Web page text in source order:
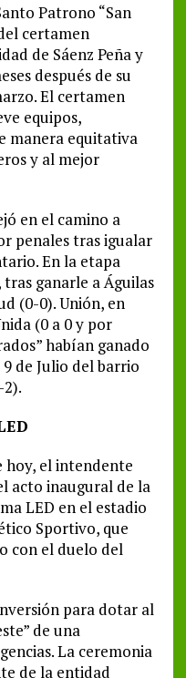
Patrono “San
certamen
de Sáenz Peña y
después de su
El certamen
equipos,
manera equitativa
y al mejor
en el camino a
penales tras igualar
En la etapa
ganarle a Águilas
(0-0). Unión, en
(0 a 0 y por
habían ganado
de Julio del barrio
hoy, el intendente
acto inaugural de la
LED en el estadio
Sportivo, que
con el duelo del
para dotar al
de una
La ceremonia
de la entidad